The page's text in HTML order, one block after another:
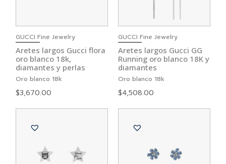
GUCCI Fine Jewelry
Aretes largos Gucci flora
oro blanco 18k,
diamantes y perlas
Oro blanco 18k
$3,670.00
GUCCI Fine Jewelry
Aretes largos Gucci GG
Running oro blanco 18K y
diamantes
Oro blanco 18k
$4,508.00